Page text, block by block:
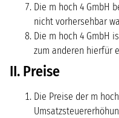
Die m hoch 4 GmbH
nicht vorhersehbar
Die m hoch 4 GmbH
zum anderen hierfür
II. Preise
Die Preise der m